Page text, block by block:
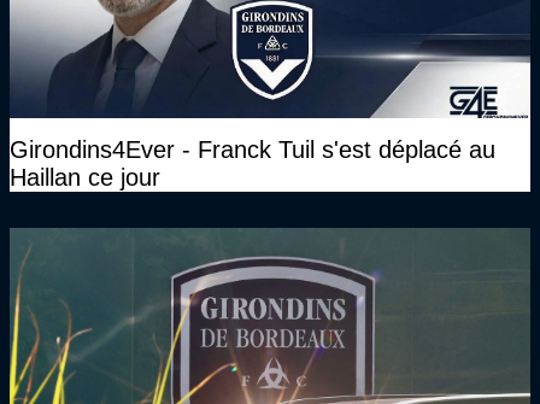
Girondins4Ever - Franck Tuil s'est déplacé au
Haillan ce jour